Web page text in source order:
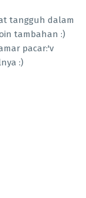
tangguh dalam
tambahan :)
pacar:'v
:)